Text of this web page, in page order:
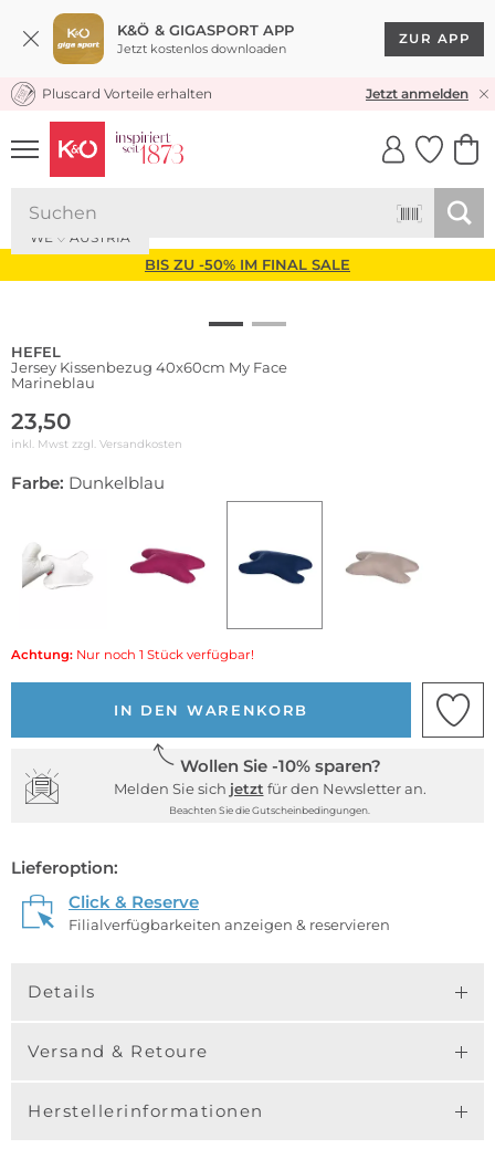
K&Ö & GIGASPORT APP
Jetzt kostenlos downloaden
ZUR APP
KOSTENLOSER VERSAND* & RÜCKVERSAND
Pluscard Vorteile erhalten Jetzt anmelden
UNSERE APP
CLICK &
BIS ZU -50% IM FINAL SALE
WE ♡ AUSTRIA
HEFEL
Jersey Kissenbezug 40x60cm My Face
Marineblau
23,50
inkl. Mwst zzgl. Versandkosten
Farbe: Dunkelblau
Achtung: Nur noch 1 Stück verfügbar!
IN DEN WARENKORB
Wollen Sie -10% sparen?
Melden Sie sich jetzt für den Newsletter an.
Beachten Sie die Gutscheinbedingungen.
Lieferoption:
Click & Reserve
Filialverfügbarkeiten anzeigen & reservieren
Details
Versand & Retoure
Herstellerinformationen